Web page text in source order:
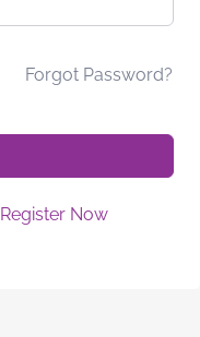
Forgot Password?
Register Now